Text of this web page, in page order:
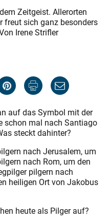
Zeitgeist. Allerorten
freut sich ganz besonders
Irene Strifler
auf das Symbol mit der
schon mal nach Santiago
steckt dahinter?
nach Jerusalem, um
nach Rom, um den
pilgern nach
heiligen Ort von Jakobus
heute als Pilger auf?